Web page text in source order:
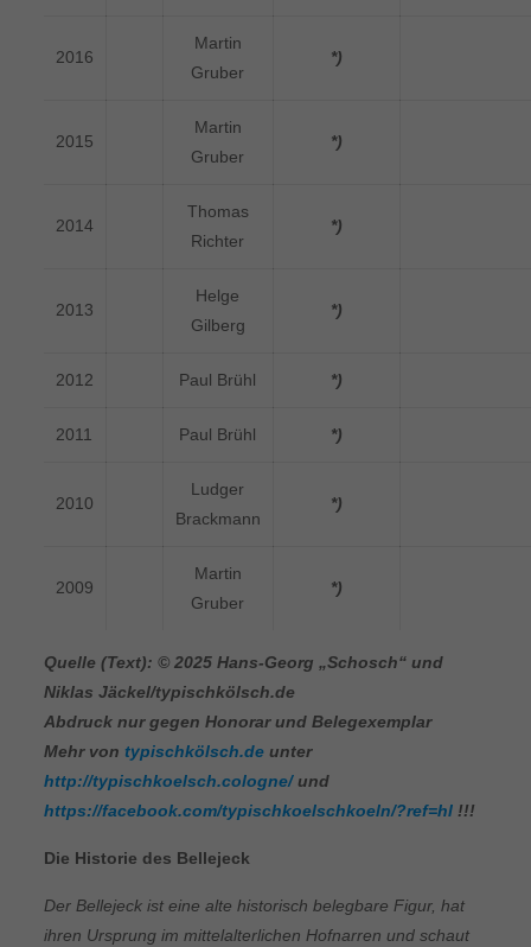
2016
Martin
Gruber
*)
2015
Martin
Gruber
*)
2014
Thomas
Richter
*)
2013
Helge
Gilberg
*)
2012 Paul Brühl *)
2011 Paul Brühl *)
2010
Ludger
Brackmann
*)
2009
Martin
Gruber
*)
Quelle (Text): © 2025 Hans-Georg „Schosch“ und
Niklas Jäckel/typischkölsch.de
Abdruck nur gegen Honorar und Belegexemplar
Mehr von typischkölsch.deunter
http://typischkoelsch.cologne/und
https://facebook.com/typischkoelschkoeln/?ref=hl!!!
Die Historie des Bellejeck
Der Bellejeck ist eine alte historisch belegbare Figur, hat
ihren Ursprung im mittelalterlichen Hofnarren und schaut